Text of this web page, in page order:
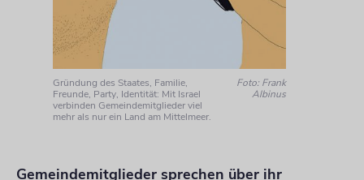
Gründung des Staates, Familie,
Freunde, Party, Identität: Mit Israel
verbinden Gemeindemitglieder viel
mehr als nur ein Land am Mittelmeer.
Foto: Frank
Albinus
Gemeindemitglieder sprechen über ihr